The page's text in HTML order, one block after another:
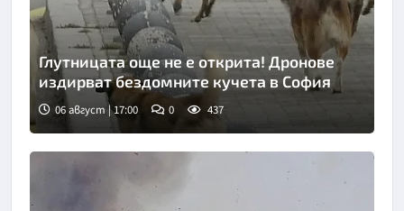
Глутницата още не е открита! Дронове
издирват бездомните кучета в София
06 август | 17:00 0 437